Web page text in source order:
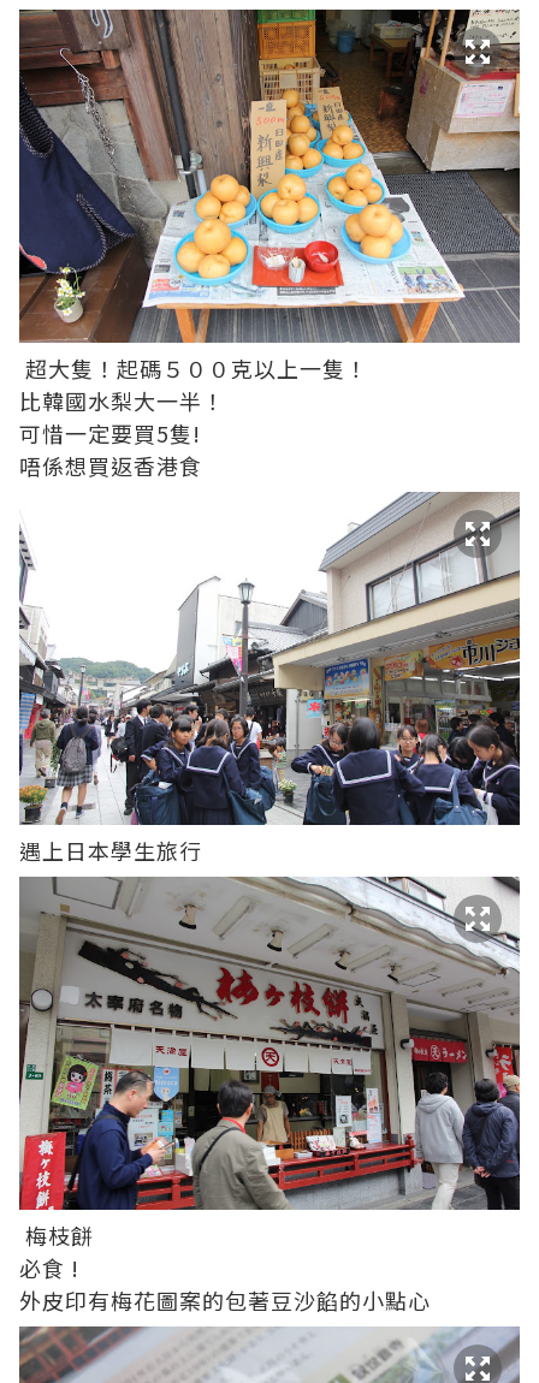
超大隻！起碼５００克以上一隻！
比韓國水梨大一半！
可惜一定要買5隻!
唔係想買返香港食
遇上日本學生旅行
梅枝餅
必食 !
外皮印有梅花圖案的包著豆沙餡的小點心